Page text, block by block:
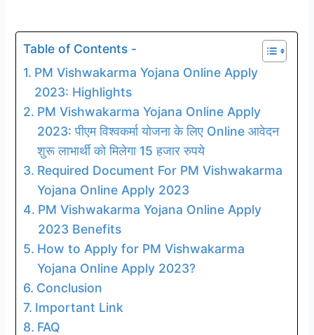
Table of Contents -
PM Vishwakarma Yojana Online Apply
2023: Highlights
PM Vishwakarma Yojana Online Apply
2023: पीएम विश्वकर्मा योजना के लिए Online आवेदन
शुरू लाभार्थी को मिलेगा 15 हजार रुपये
Required Document For PM Vishwakarma
Yojana Online Apply 2023
PM Vishwakarma Yojana Online Apply
2023 Benefits
How to Apply for PM Vishwakarma
Yojana Online Apply 2023?
Conclusion
Important Link
FAQ